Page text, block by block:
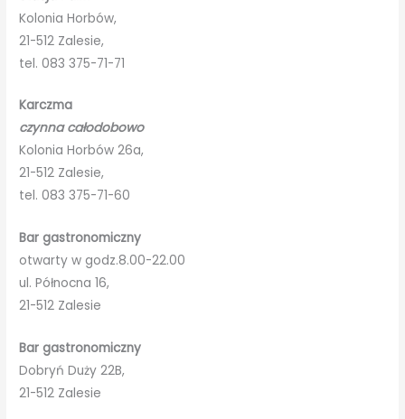
Kolonia Horbów,
21-512 Zalesie,
tel. 083 375-71-71
Karczma
czynna całodobowo
Kolonia Horbów 26a,
21-512 Zalesie,
tel. 083 375-71-60
Bar gastronomiczny
otwarty w godz.8.00-22.00
ul. Północna 16,
21-512 Zalesie
Bar gastronomiczny
Dobryń Duży 22B,
21-512 Zalesie